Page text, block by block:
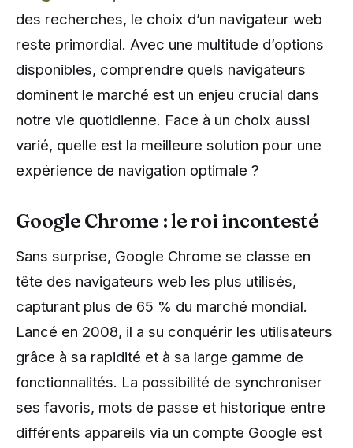
des recherches, le choix d’un navigateur web
reste primordial. Avec une multitude d’options
disponibles, comprendre quels navigateurs
dominent le marché est un enjeu crucial dans
notre vie quotidienne. Face à un choix aussi
varié, quelle est la meilleure solution pour une
expérience de navigation optimale ?
Google Chrome : le roi incontesté
Sans surprise, Google Chrome se classe en
tête des navigateurs web les plus utilisés,
capturant plus de 65 % du marché mondial.
Lancé en 2008, il a su conquérir les utilisateurs
grâce à sa rapidité et à sa large gamme de
fonctionnalités. La possibilité de synchroniser
ses favoris, mots de passe et historique entre
différents appareils via un compte Google est